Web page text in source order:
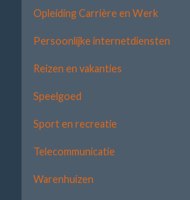
Opleiding Carrière en Werk
Persoonlijke internetdiensten
Reizen en vakanties
Speelgoed
Sport en recreatie
Telecommunicatie
Warenhuizen